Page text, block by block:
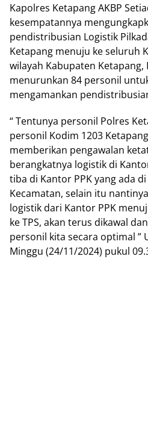
Kapolres Ketapang AKBP
kesempatannya
pendistribusian Logistik
Ketapang menuju ke seluruh
wilayah Kabupaten Ketapang,
menurunkan 84 personil
mengamankan
“ Tentunya personil Polres
personil Kodim 1203
memberikan pengawalan
berangkatnya logistik di
tiba di Kantor PPK yang ada
Kecamatan, selain itu
logistik dari Kantor PPK
ke TPS, akan terus dikawal
personil kita secara optimal ”
Minggu (24/11/2024) pukul